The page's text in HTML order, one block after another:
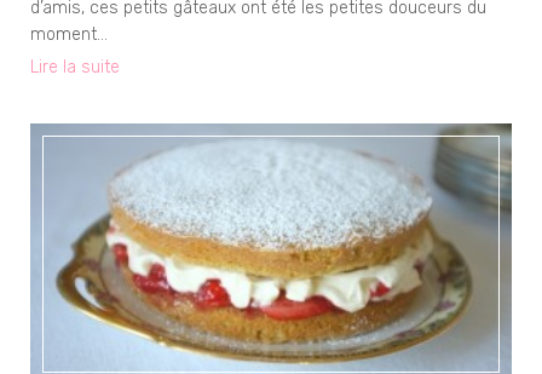
d’amis, ces petits gâteaux ont été les petites douceurs du
moment…
Lire la suite